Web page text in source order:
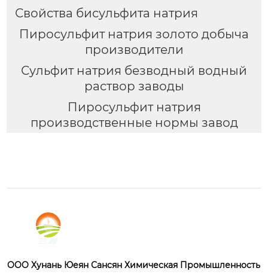
Свойства бисульфита натрия
Пиросульфит натрия золото добыча
производители
Сульфит натрия безводный водный
раствор заводы
Пиросульфит натрия
производственные нормы завод
OOO Хунань Юеян Сансян Химическая Промышленность